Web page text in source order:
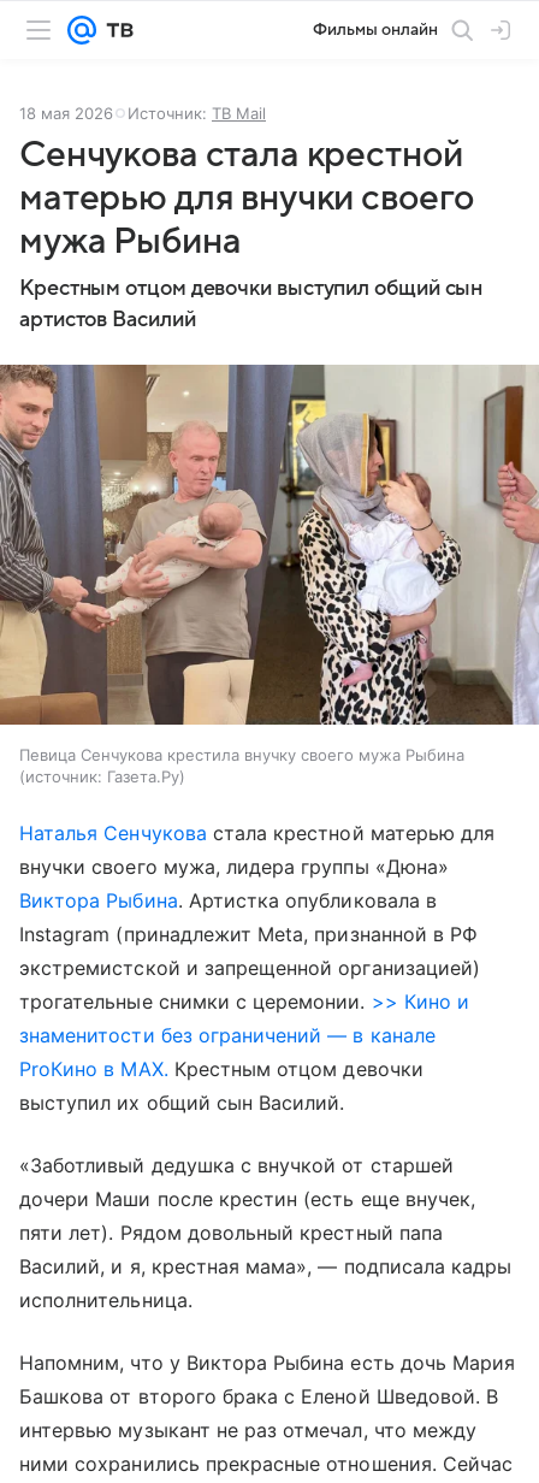
Фильмы онлайн
18 мая 2026 Источник: ТВ Mail
Сенчукова стала крестной
матерью для внучки своего
мужа Рыбина
Крестным отцом девочки выступил общий сын
артистов Василий
Певица Сенчукова крестила внучку своего мужа Рыбина
источник: Газета.Ру
Наталья Сенчукова стала крестной матерью для
внучки своего мужа, лидера группы «Дюна»
Виктора Рыбина. Артистка опубликовала в
Instagram (принадлежит Meta, признанной в РФ
экстремистской и запрещенной организацией)
трогательные снимки с церемонии. >> Кино и
знаменитости без ограничений — в канале
ProКино в MAX. Крестным отцом девочки
выступил их общий сын Василий.
«Заботливый дедушка с внучкой от старшей
дочери Маши после крестин (есть еще внучек,
пяти лет). Рядом довольный крестный папа
Василий, и я, крестная мама», — подписала кадры
исполнительница.
Напомним, что у Виктора Рыбина есть дочь Мария
Башкова от второго брака с Еленой Шведовой. В
интервью музыкант не раз отмечал, что между
ними сохранились прекрасные отношения. Сейчас